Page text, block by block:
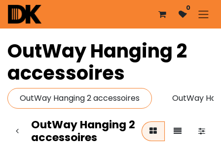
Overslaan naar inhoud 0
OutWay Hanging 2
accessoires
OutWay Hanging 2 accessoires OutWay
OutWay Hanging 2
accessoires